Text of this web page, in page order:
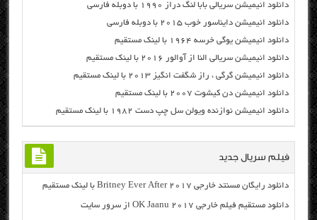
دانلود انیمیشن سریالی بابا لنگ دراز ۱۹۹۰ با دوبله فارسی
دانلود انیمیشن دایناسور خوب ۲۰۱۵ با دوبله فارسی
دانلود انیمیشن یوگی خرسه ۱۹۶۴ با لینک مستقیم
دانلود انیمیشن سریالی النا از آوالور ۲۰۱۶ با لینک مستقیم
دانلود انیمیشن گرگی ، راز شگفت انگیز ۲۰۱۳ با لینک مستقیم
دانلود انیمیشن دن کیشوت ۲۰۰۷ با لینک مستقیم
دانلود انیمیشن نوازنده ویولن سل چپ دست ۱۹۸۲ با لینک مستقیم
فیلم سریال جدید
دانلود رایگان مسنتد خارجی Britney Ever After 2017 با لینک مستقیم
دانلود مستقیم فیلم خارجی OK Jaanu 2017 از سرور سایت